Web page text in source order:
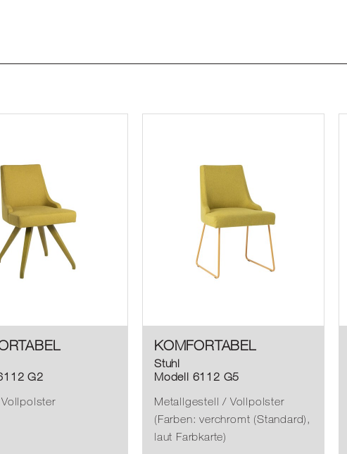
G2
KOMFORTABEL
Stuhl
Modell 6112 G5
Metallgestell / Vollpolster
(Farben: verchromt (Standard),
laut Farbkarte)